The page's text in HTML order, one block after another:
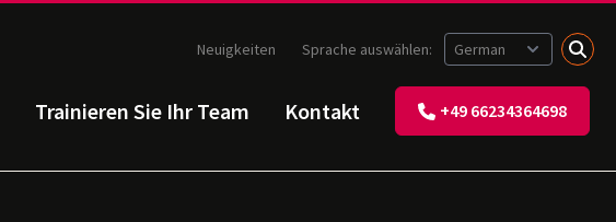
Trainieren Sie Ihr Team Kontakt +49 66234364698
Neuigkeiten Sprache auswählen: